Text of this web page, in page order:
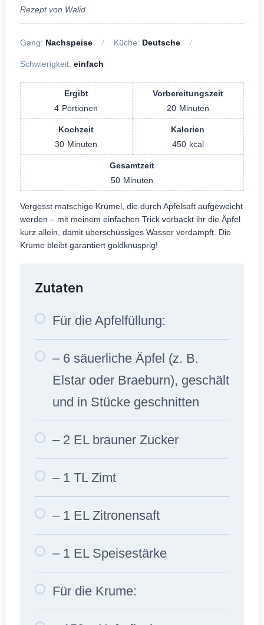
Rezept von Walid
Gang: Nachspeise Küche: Deutsche
Schwierigkeit: einfach
Ergibt
4 Portionen
Vorbereitungszeit
20 Minuten
Kochzeit
30 Minuten
Kalorien
450 kcal
Gesamtzeit
50 Minuten
Vergesst matschige Krümel, die durch Apfelsaft aufgeweicht
werden – mit meinem einfachen Trick vorbackt ihr die Äpfel
kurz allein, damit überschüssiges Wasser verdampft. Die
Krume bleibt garantiert goldknusprig!
Zutaten
Für die Apfelfüllung:
– 6 säuerliche Äpfel (z. B.
Elstar oder Braeburn), geschält
und in Stücke geschnitten
– 2 EL brauner Zucker
– 1 TL Zimt
– 1 EL Zitronensaft
– 1 EL Speisestärke
Für die Krume: